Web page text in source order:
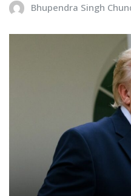
Bhupendra Singh